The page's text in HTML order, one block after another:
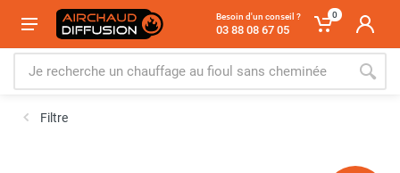
Besoin d'un conseil ?
03 88 08 67 05
0
Filtre